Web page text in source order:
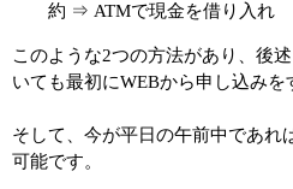
約 ⇒ ATMで現金を借り入れ
このような2つの方法があり、後
いても最初にWEBから申し込みを
そして、今が平日の午前中であれ
可能です。